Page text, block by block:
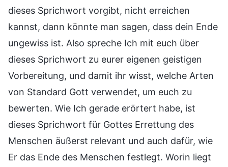
dieses Sprichwort vorgibt, nicht erreichen
kannst, dann könnte man sagen, dass dein Ende
ungewiss ist. Also spreche Ich mit euch über
dieses Sprichwort zu eurer eigenen geistigen
Vorbereitung, und damit ihr wisst, welche Arten
von Standard Gott verwendet, um euch zu
bewerten. Wie Ich gerade erörtert habe, ist
dieses Sprichwort für Gottes Errettung des
Menschen äußerst relevant und auch dafür, wie
Er das Ende des Menschen festlegt. Worin liegt